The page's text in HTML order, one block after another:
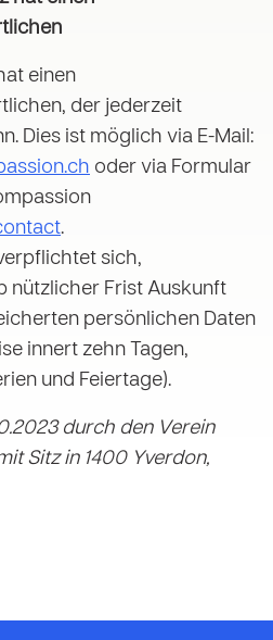
einen
der jederzeit
Dies ist möglich via E-Mail:
oder via Formular
.
sich,
nützlicher Frist Auskunft
persönlichen Daten
innert zehn Tagen,
und Feiertage).
durch den Verein
Sitz in 1400 Yverdon,